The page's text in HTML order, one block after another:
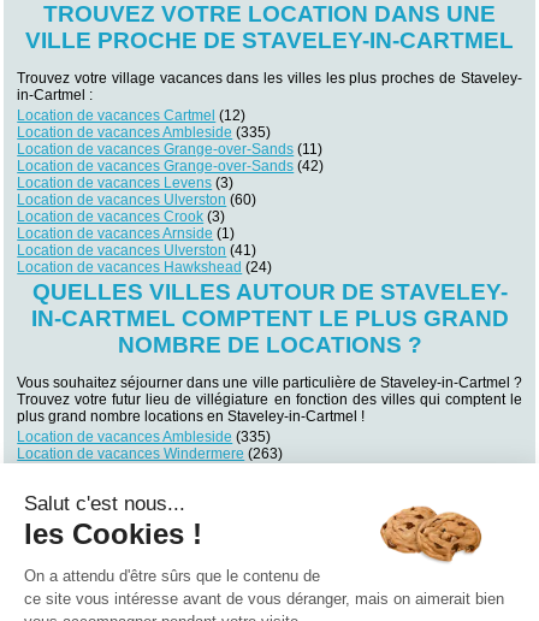
TROUVEZ VOTRE LOCATION DANS UNE
VILLE PROCHE DE STAVELEY-IN-CARTMEL
Trouvez votre village vacances dans les villes les plus proches de Staveley-
in-Cartmel :
Location de vacances Cartmel (12)
Location de vacances Ambleside (335)
Location de vacances Grange-over-Sands (11)
Location de vacances Grange-over-Sands (42)
Location de vacances Levens (3)
Location de vacances Ulverston (60)
Location de vacances Crook (3)
Location de vacances Arnside (1)
Location de vacances Ulverston (41)
Location de vacances Hawkshead (24)
QUELLES VILLES AUTOUR DE STAVELEY-
IN-CARTMEL COMPTENT LE PLUS GRAND
NOMBRE DE LOCATIONS ?
Vous souhaitez séjourner dans une ville particulière de Staveley-in-Cartmel ?
Trouvez votre futur lieu de villégiature en fonction des villes qui comptent le
plus grand nombre locations en Staveley-in-Cartmel !
Location de vacances Ambleside (335)
Location de vacances Windermere (263)
Location de vacances Liverpool
Location de vacances Skipton
Location de vacances Richmond
Location de vacances Keighley (67)
Location de vacances Keswick
(65)
Salut c'est nous...
les Cookies !
On a attendu d'être sûrs que le contenu de
ce site vous intéresse avant de vous déranger, mais on aimerait bien